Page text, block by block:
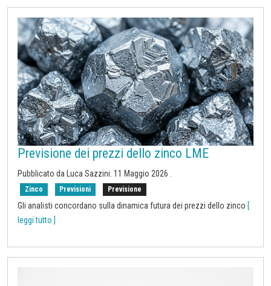
Previsione dei prezzi dello zinco LME
Pubblicato da Luca Sazzini. 11 Maggio 2026 .
Zinco Previsioni Previsione
Gli analisti concordano sulla dinamica futura dei prezzi dello zinco [
leggi tutto ]